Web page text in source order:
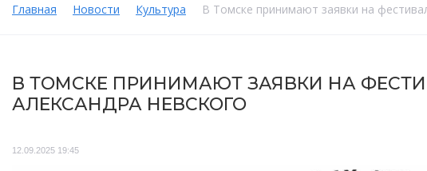
Главная Новости Культура В Томске принимают заявки на
В ТОМСКЕ ПРИНИМАЮТ ЗАЯВКИ НА
АЛЕКСАНДРА НЕВСКОГО
12.09.2025 19:45